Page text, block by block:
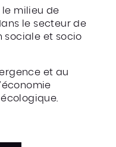
le milieu de
le secteur de
sociale et socio
et au